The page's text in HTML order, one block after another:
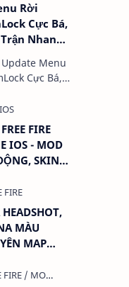
Rời
Cực Bá,
Nhanh,
Cực Bá,
FIRE
IOS - MOD
SKIN
MÀU
MAP
NICK